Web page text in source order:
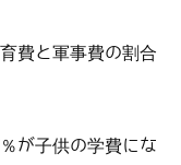
費と軍事費の割合
が子供の学費にな